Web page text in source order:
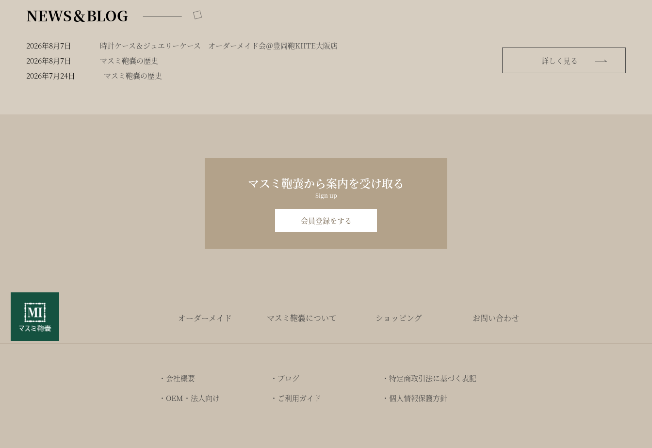
NEWS＆BLOG
2026年8月7日
時計ケース＆ジュエリーケース オーダーメイド会＠豊岡鞄KIITE大阪店
2026年8月7日
マスミ鞄嚢の歴史
2026年7月24日
マスミ鞄嚢の歴史
詳しく見る
マスミ鞄嚢から案内を受け取る
Sign up
会員登録をする
オーダーメイド マスミ鞄嚢について ショッピング お問い合わせ
・会社概要 ・ブログ
・特定商取引法に基づく表記
・OEM・法人向け
・ご利用ガイド ・個人情報保護方針